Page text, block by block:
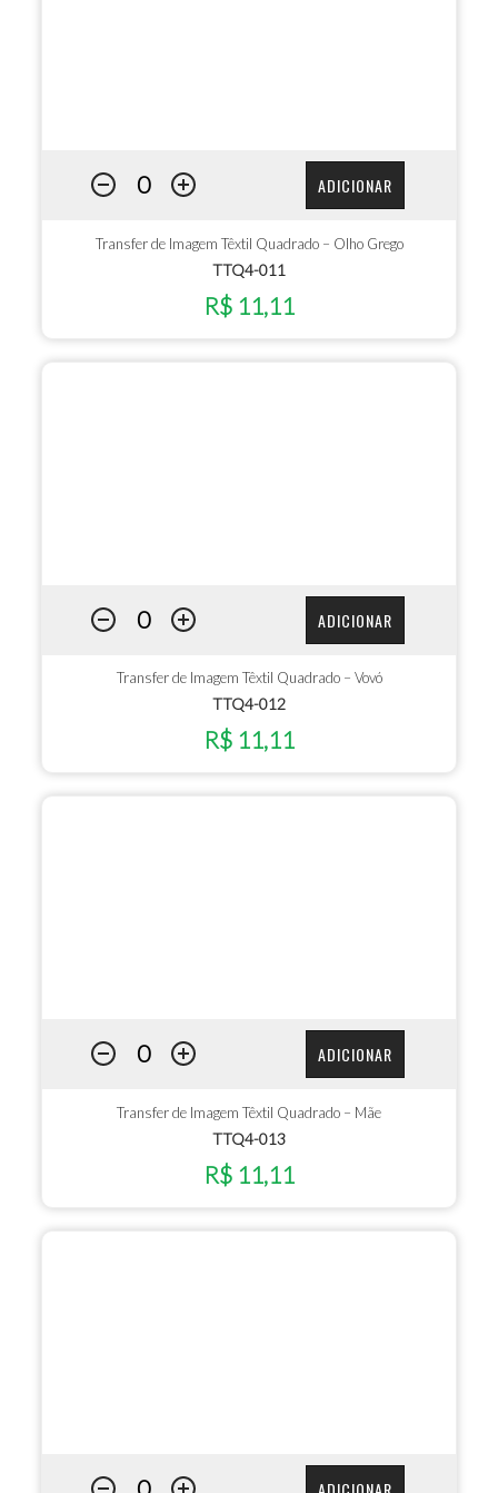
ADICIONAR
Transfer de Imagem Têxtil Quadrado – Olho Grego
TTQ4-011
R$ 11,11
ADICIONAR
Transfer de Imagem Têxtil Quadrado – Vovó
TTQ4-012
R$ 11,11
ADICIONAR
Transfer de Imagem Têxtil Quadrado – Mãe
TTQ4-013
R$ 11,11